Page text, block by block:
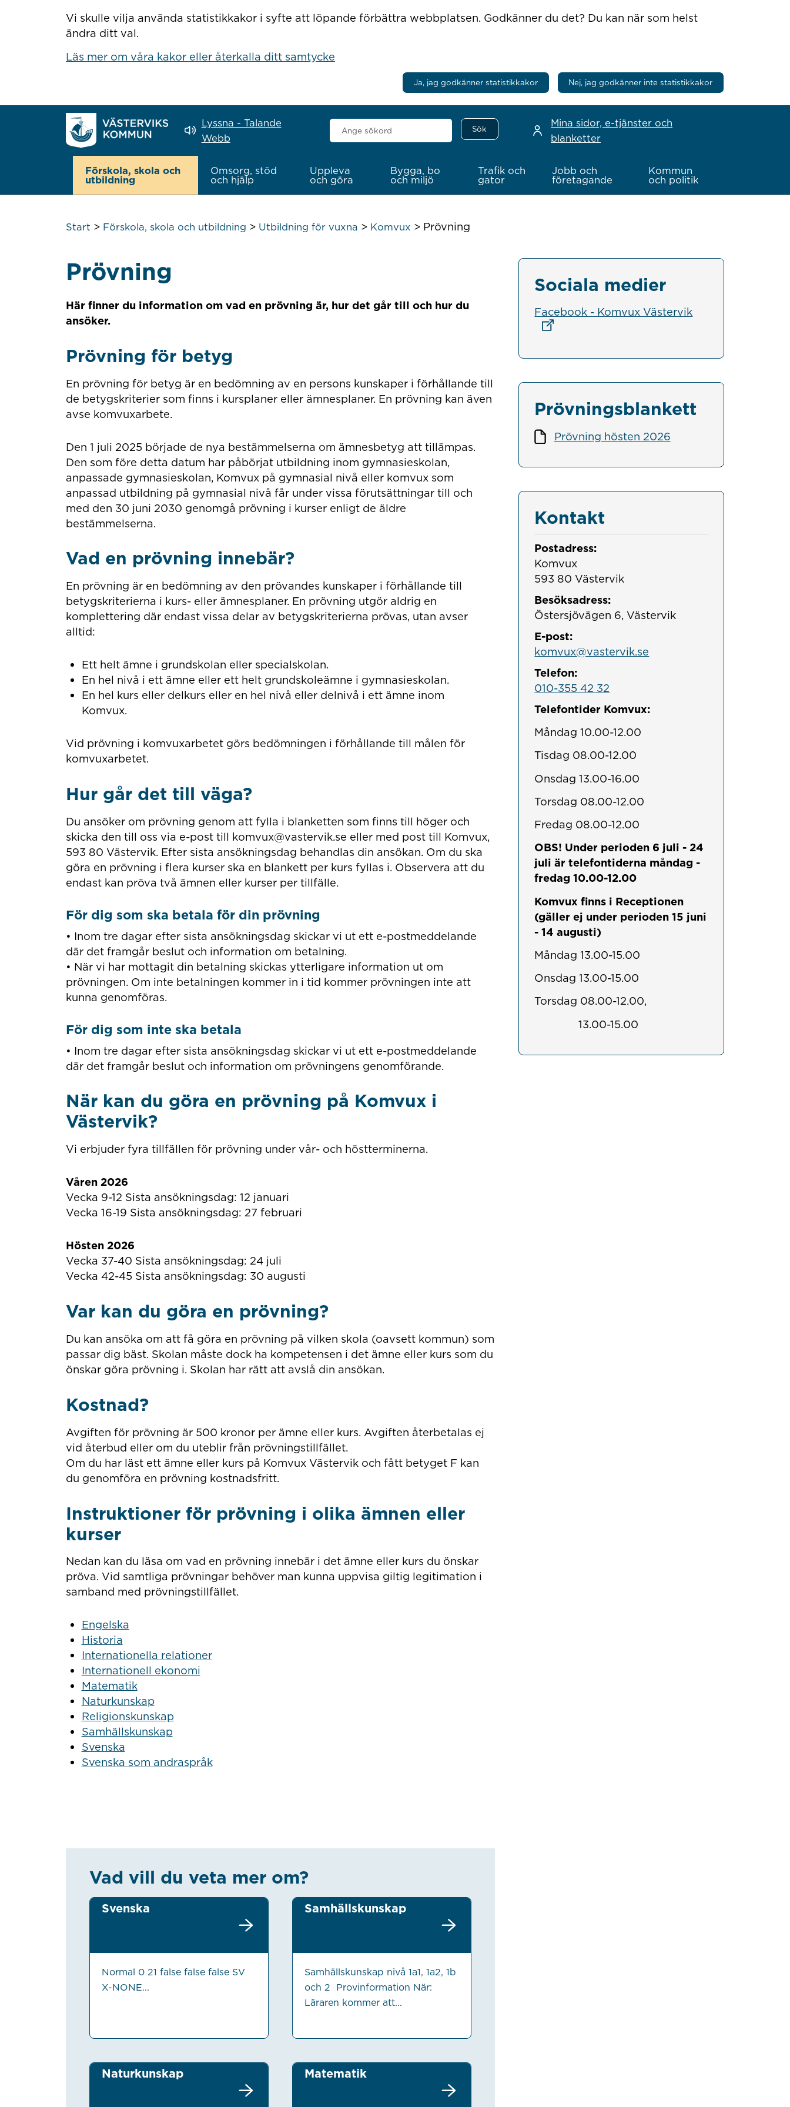
Vi skulle vilja använda statistikkakor i syfte att löpande förbättra webbplatsen. Godkänner du det? Du kan när som helst
ändra ditt val.
Läs mer om våra kakor eller återkalla ditt samtycke
Ja, jag godkänner statistikkakor Nej, jag godkänner inte statistikkakor
Lyssna - Talande
Webb
Sök
här
Mina sidor, e-tjänster och
blanketter
Förskola, skola och
utbildning
Omsorg, stöd
och hjälp
Uppleva
och göra
Bygga, bo
och miljö
Trafik och
gator
Jobb och
företagande
Kommun
och politik
Start > Förskola, skola och utbildning > Utbildning för vuxna > Komvux > Prövning
Prövning
Här finner du information om vad en prövning är, hur det går till och hur du
ansöker.
Prövning för betyg
En prövning för betyg är en bedömning av en persons kunskaper i förhållande till
de betygskriterier som finns i kursplaner eller ämnesplaner. En prövning kan även
avse komvuxarbete.
Den 1 juli 2025 började de nya bestämmelserna om ämnesbetyg att tillämpas.
Den som före detta datum har påbörjat utbildning inom gymnasieskolan,
anpassade gymnasieskolan, Komvux på gymnasial nivå eller komvux som
anpassad utbildning på gymnasial nivå får under vissa förutsättningar till och
med den 30 juni 2030 genomgå prövning i kurser enligt de äldre
bestämmelserna.
Vad en prövning innebär?
En prövning är en bedömning av den prövandes kunskaper i förhållande till
betygskriterierna i kurs- eller ämnesplaner. En prövning utgör aldrig en
komplettering där endast vissa delar av betygskriterierna prövas, utan avser
alltid:
Ett helt ämne i grundskolan eller specialskolan.
En hel nivå i ett ämne eller ett helt grundskoleämne i gymnasieskolan.
En hel kurs eller delkurs eller en hel nivå eller delnivå i ett ämne inom
Komvux.
Vid prövning i komvuxarbetet görs bedömningen i förhållande till målen för
komvuxarbetet.
Hur går det till väga?
Du ansöker om prövning genom att fylla i blanketten som finns till höger och
skicka den till oss via e-post till komvux@vastervik.se eller med post till Komvux,
593 80 Västervik. Efter sista ansökningsdag behandlas din ansökan. Om du ska
göra en prövning i flera kurser ska en blankett per kurs fyllas i. Observera att du
endast kan pröva två ämnen eller kurser per tillfälle.
För dig som ska betala för din prövning
• Inom tre dagar efter sista ansökningsdag skickar vi ut ett e-postmeddelande
där det framgår beslut och information om betalning.
• När vi har mottagit din betalning skickas ytterligare information ut om
prövningen. Om inte betalningen kommer in i tid kommer prövningen inte att
kunna genomföras.
För dig som inte ska betala
• Inom tre dagar efter sista ansökningsdag skickar vi ut ett e-postmeddelande
där det framgår beslut och information om prövningens genomförande.
När kan du göra en prövning på Komvux i
Västervik?
Vi erbjuder fyra tillfällen för prövning under vår- och höstterminerna.
Våren 2026
Vecka 9-12 Sista ansökningsdag: 12 januari
Vecka 16-19 Sista ansökningsdag: 27 februari
Hösten 2026
Vecka 37-40 Sista ansökningsdag: 24 juli
Vecka 42-45 Sista ansökningsdag: 30 augusti
Var kan du göra en prövning?
Du kan ansöka om att få göra en prövning på vilken skola (oavsett kommun) som
passar dig bäst. Skolan måste dock ha kompetensen i det ämne eller kurs som du
önskar göra prövning i. Skolan har rätt att avslå din ansökan.
Kostnad?
Avgiften för prövning är 500 kronor per ämne eller kurs. Avgiften återbetalas ej
vid återbud eller om du uteblir från prövningstillfället.
Om du har läst ett ämne eller kurs på Komvux Västervik och fått betyget F kan
du genomföra en prövning kostnadsfritt.
Instruktioner för prövning i olika ämnen eller
kurser
Nedan kan du läsa om vad en prövning innebär i det ämne eller kurs du önskar
pröva. Vid samtliga prövningar behöver man kunna uppvisa giltig legitimation i
samband med prövningstillfället.
Engelska
Historia
Internationella relationer
Internationell ekonomi
Matematik
Naturkunskap
Religionskunskap
Samhällskunskap
Svenska
Svenska som andraspråk
Vad vill du veta mer om?
Svenska
Normal 0 21 false false false SV
X-NONE...
Samhällskunskap
Samhällskunskap nivå 1a1, 1a2, 1b
och 2 Provinformation När:
Läraren kommer att...
Naturkunskap Matematik
Sociala medier
Facebook - Komvux VästervikLänk till annan
Prövningsblankett
Prövning hösten 2026
Kontakt
Postadress:
Komvux
593 80 Västervik
Besöksadress:
Östersjövägen 6, Västervik
E-post:
komvux@vastervik.se
Telefon:
010-355 42 32
Telefontider Komvux:
Måndag 10.00-12.00
Tisdag 08.00-12.00
Onsdag 13.00-16.00
Torsdag 08.00-12.00
Fredag 08.00-12.00
OBS! Under perioden 6 juli - 24
juli är telefontiderna måndag -
fredag 10.00-12.00
Komvux finns i Receptionen
(gäller ej under perioden 15 juni
- 14 augusti)
Måndag 13.00-15.00
Onsdag 13.00-15.00
Torsdag 08.00-12.00,
13.00-15.00